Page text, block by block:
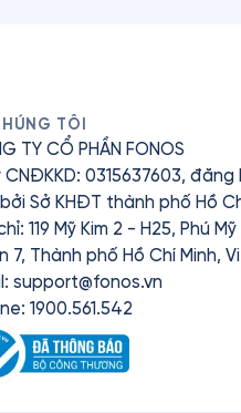
TÔI
TY CỔ PHẦN FONOS
CNĐKKD: 0315637603,
Sở KHĐT thành phố Hồ
119 Mỹ Kim 2 - H25, Phú
7, Thành phố Hồ Chí Minh,
support@fonos.vn
1900.561.542